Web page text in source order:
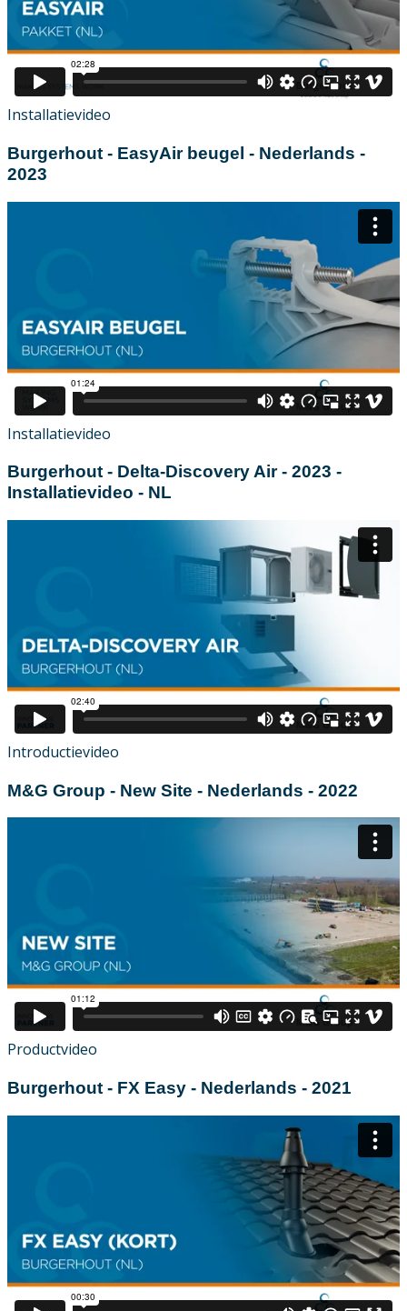
Installatievideo
Burgerhout - EasyAir beugel - Nederlands -
2023
Installatievideo
Burgerhout - Delta-Discovery Air - 2023 -
Installatievideo - NL
Introductievideo
M&G Group - New Site - Nederlands - 2022
Productvideo
Burgerhout - FX Easy - Nederlands - 2021